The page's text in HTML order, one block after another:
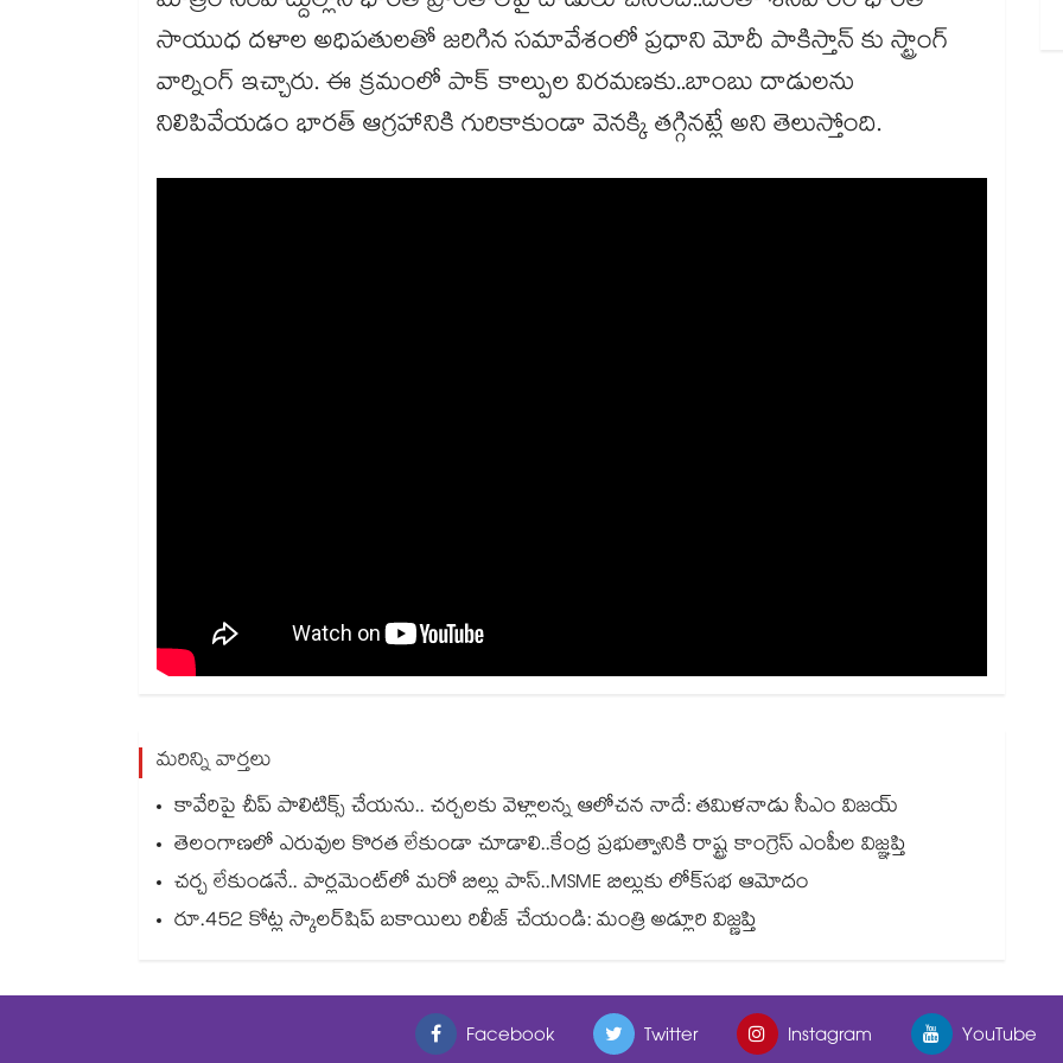
సాయుధ దళాల అధిపతులతో జరిగిన సమావేశంలో ప్రధాని మోదీ పాకిస్తాన్ కు స్ట్రాంగ్
వార్నింగ్ ఇచ్చారు. ఈ క్రమంలో పాక్ కాల్పుల విరమణకు..బాంబు దాడులను
నిలిపివేయడం భారత్ ఆగ్రహానికి గురికాకుండా వెనక్కి తగ్గినట్లే అని తెలుస్తోంది.
మరిన్ని వార్తలు
కావేరిపై చీప్ పాలిటిక్స్ చేయను.. చర్చలకు వెళ్లాలన్న ఆలోచన నాదే: తమిళనాడు సీఎం విజయ్
తెలంగాణలో ఎరువుల కొరత లేకుండా చూడాలి..కేంద్ర ప్రభుత్వానికి రాష్ట్ర కాంగ్రెస్ ఎంపీల విజ్ఞప్తి
చర్చ లేకుండనే.. పార్లమెంట్‌‌‌‌లో మరో బిల్లు పాస్..MSME బిల్లుకు లోక్‌‌‌‌సభ ఆమోదం
రూ.452 కోట్ల స్కాలర్‌‌షిప్ బకాయిలు రిలీజ్ చేయండి: మంత్రి అడ్లూరి విజ్ణప్తి
Facebook Twitter Instagram YouTube